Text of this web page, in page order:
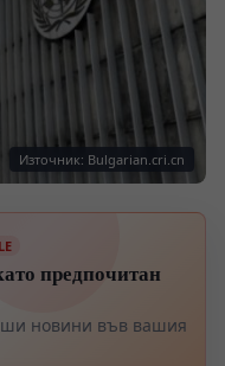
Източник: Bulgarian.cri.cn
предпочитан
новини във вашия